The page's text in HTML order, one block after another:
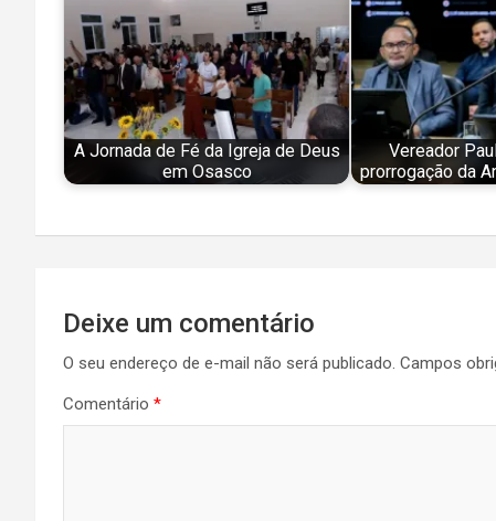
A Jornada de Fé da Igreja de Deus
em Osasco
Vereador
prorrogação da
de
Post
Deixe um comentário
O seu endereço de e-mail não será publicado. Campos
Comentário *